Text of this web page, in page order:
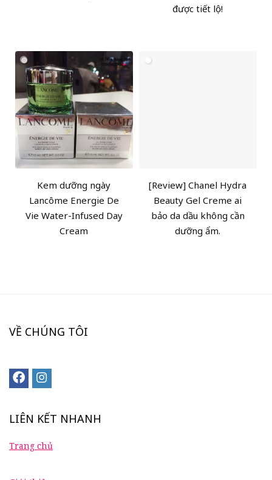
được tiết lộ!
Kem dưỡng ngày
Lancôme Energie De
Vie Water-Infused Day
Cream
[Review] Chanel Hydra
Beauty Gel Creme ai
bảo da dầu không cần
dưỡng ẩm.
VỀ CHÚNG TÔI
LIÊN KẾT NHANH
Trang chủ